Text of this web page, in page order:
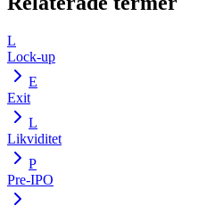
L
Lock-up
E
Exit
L
Likviditet
P
Pre-IPO